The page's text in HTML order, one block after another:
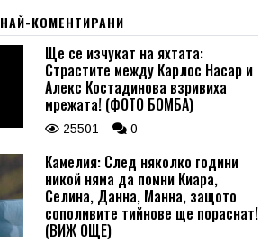
НАЙ-КОМЕНТИРАНИ
Ще се изчукат на яхтата:
Страстите между Карлос Насар и
Алекс Костадинова взривиха
мрежата! (ФОТО БОМБА)
25501 0
Камелия: След няколко години
никой няма да помни Киара,
Селина, Данна, Манна, защото
сополивите тийнове ще пораснат!
(ВИЖ ОЩЕ)